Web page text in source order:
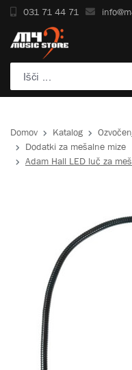
031 71 44 71
Domov Katalog
Dodatki za mešalne mize
Adam Hall LED luč za